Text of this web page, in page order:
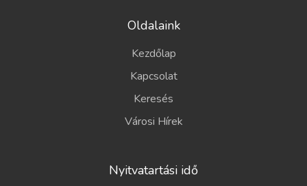
Oldalaink
Kezdőlap
Kapcsolat
Keresés
Városi Hírek
Nyitvatartási idő